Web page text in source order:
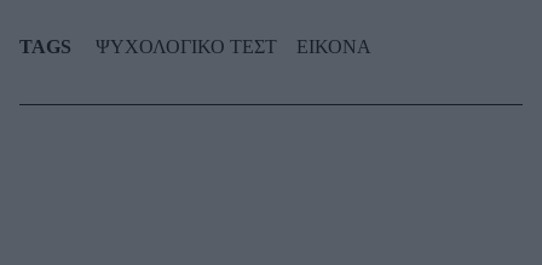
TAGS ΨΥΧΟΛΟΓΙΚΟ ΤΕΣΤ ΕΙΚΟΝΑ